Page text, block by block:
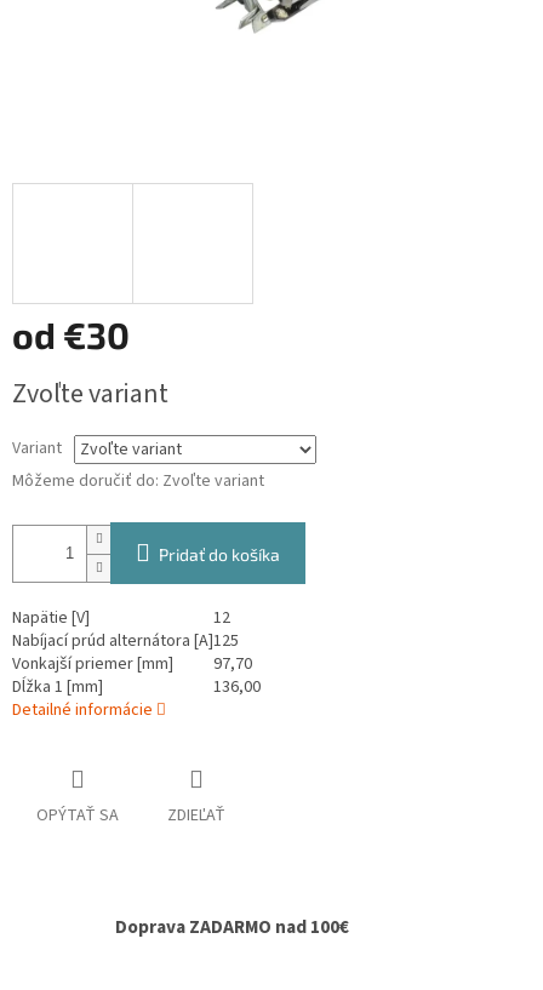
od €30
cena:
Zvoľte variant
Variant
Môžeme doručiť do: Zvoľte variant
Pridať do košíka
Napätie [V]
12
Nabíjací prúd alternátora [A]125
Vonkajší priemer [mm]
97,70
Dĺžka 1 [mm]
136,00
Detailné informácie
OPÝTAŤ SA ZDIEĽAŤ
Doprava ZADARMO nad 100€